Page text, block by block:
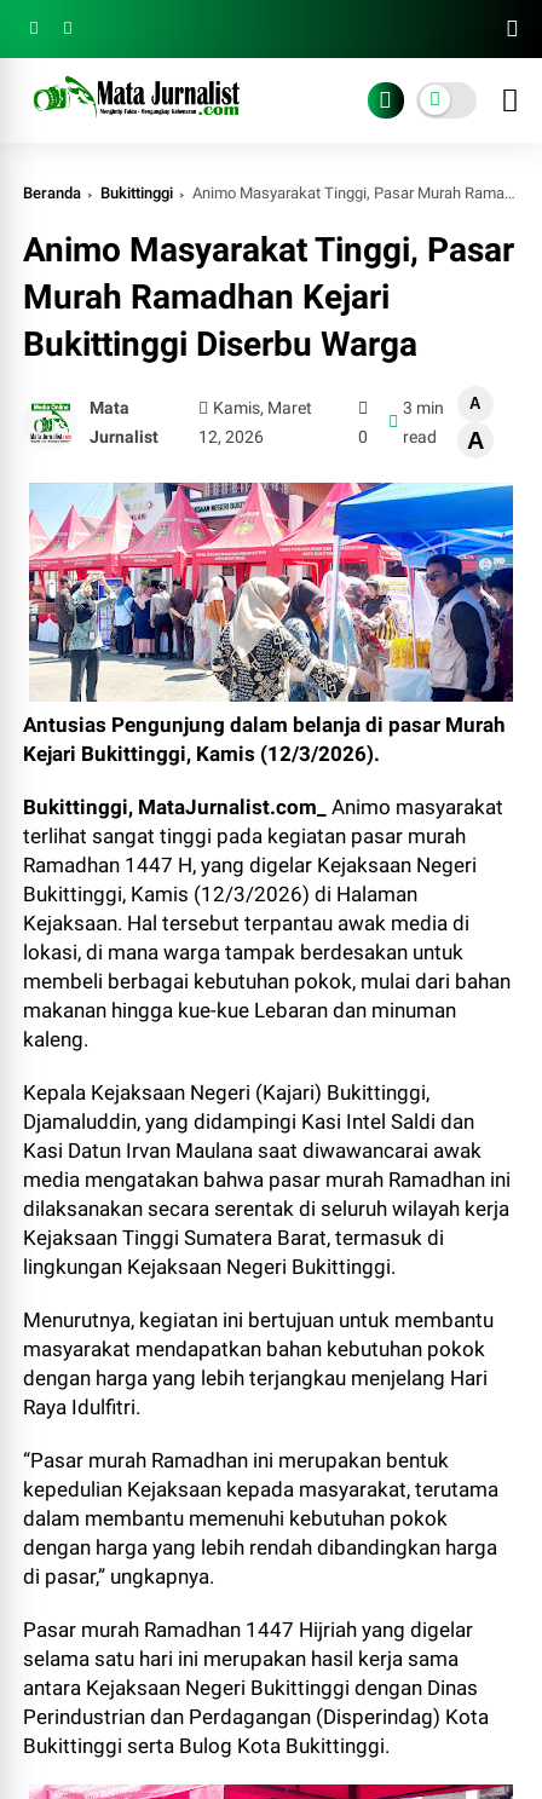
Beranda Bukittinggi Animo Masyarakat Tinggi, Pasar Murah Ramadhan Kejari Bukittinggi Diserbu Warga
Animo Masyarakat Tinggi, Pasar
Murah Ramadhan Kejari
Bukittinggi Diserbu Warga
Mata
Jurnalist
Kamis, Maret
12, 2026
0
3 min
read
A
A
Antusias Pengunjung dalam belanja di pasar Murah
Kejari Bukittinggi, Kamis (12/3/2026).
Bukittinggi, MataJurnalist.com_Animo masyarakat
terlihat sangat tinggi pada kegiatan pasar murah
Ramadhan 1447 H, yang digelar Kejaksaan Negeri
Bukittinggi, Kamis (12/3/2026) di Halaman
Kejaksaan. Hal tersebut terpantau awak media di
lokasi, di mana warga tampak berdesakan untuk
membeli berbagai kebutuhan pokok, mulai dari bahan
makanan hingga kue-kue Lebaran dan minuman
kaleng.
Kepala Kejaksaan Negeri (Kajari) Bukittinggi,
Djamaluddin, yang didampingi Kasi Intel Saldi dan
Kasi Datun Irvan Maulana saat diwawancarai awak
media mengatakan bahwa pasar murah Ramadhan ini
dilaksanakan secara serentak di seluruh wilayah kerja
Kejaksaan Tinggi Sumatera Barat, termasuk di
lingkungan Kejaksaan Negeri Bukittinggi.
Menurutnya, kegiatan ini bertujuan untuk membantu
masyarakat mendapatkan bahan kebutuhan pokok
dengan harga yang lebih terjangkau menjelang Hari
Raya Idulfitri.
“Pasar murah Ramadhan ini merupakan bentuk
kepedulian Kejaksaan kepada masyarakat, terutama
dalam membantu memenuhi kebutuhan pokok
dengan harga yang lebih rendah dibandingkan harga
di pasar,” ungkapnya.
Pasar murah Ramadhan 1447 Hijriah yang digelar
selama satu hari ini merupakan hasil kerja sama
antara Kejaksaan Negeri Bukittinggi dengan Dinas
Perindustrian dan Perdagangan (Disperindag) Kota
Bukittinggi serta Bulog Kota Bukittinggi.